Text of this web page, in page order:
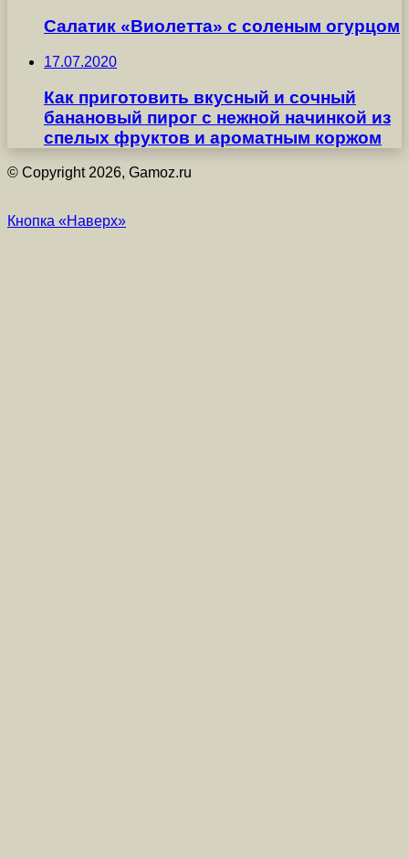
Салатик «Виолетта» с соленым огурцом
17.07.2020
Как приготовить вкусный и сочный
банановый пирог с нежной начинкой из
спелых фруктов и ароматным коржом
© Copyright 2026, Gamoz.ru
Кнопка «Наверх»